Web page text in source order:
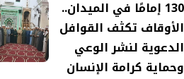
130 إمامًا في الميدان..
الأوقاف تكثف القوافل
الدعوية لنشر الوعي
وحماية كرامة الإنسان